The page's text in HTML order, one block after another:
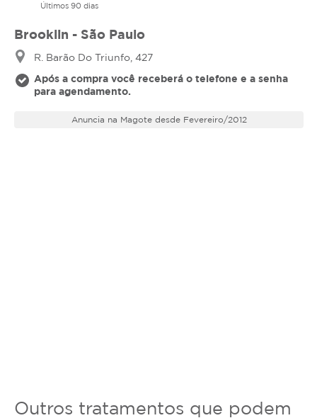
Últimos 90 dias
Brooklin - São Paulo
R. Barão Do Triunfo, 427
Após a compra você receberá o telefone e a senha
para agendamento.
Anuncia na Magote desde Fevereiro/2012
Outros tratamentos que podem